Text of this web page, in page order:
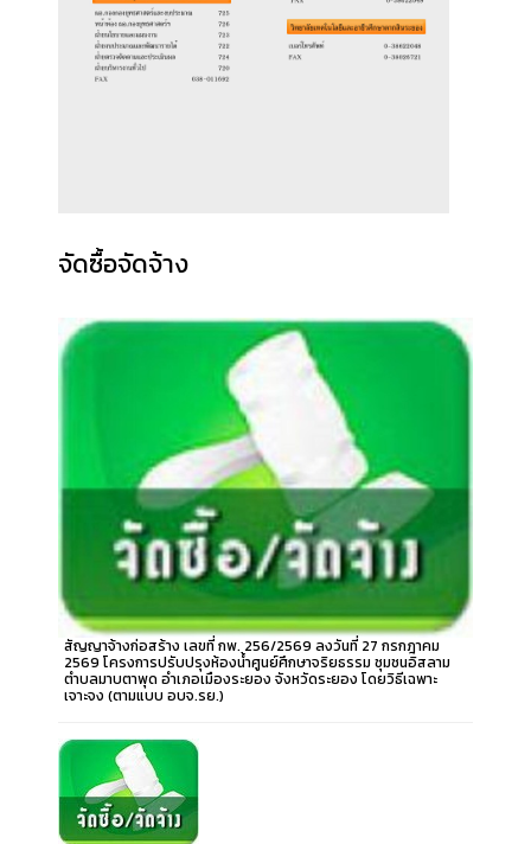
จัดซื้อจัดจ้าง
สัญญาจ้างก่อสร้าง เลขที่ กพ. 256/2569 ลงวันที่ 27 กรกฎาคม
2569 โครงการปรับปรุงห้องน้ำศูนย์ศึกษาจริยธรรม ชุมชนอิสลาม
ตำบลมาบตาพุด อำเภอเมืองระยอง จังหวัดระยอง โดยวิธีเฉพาะ
เจาะจง (ตามแบบ อบจ.รย.)